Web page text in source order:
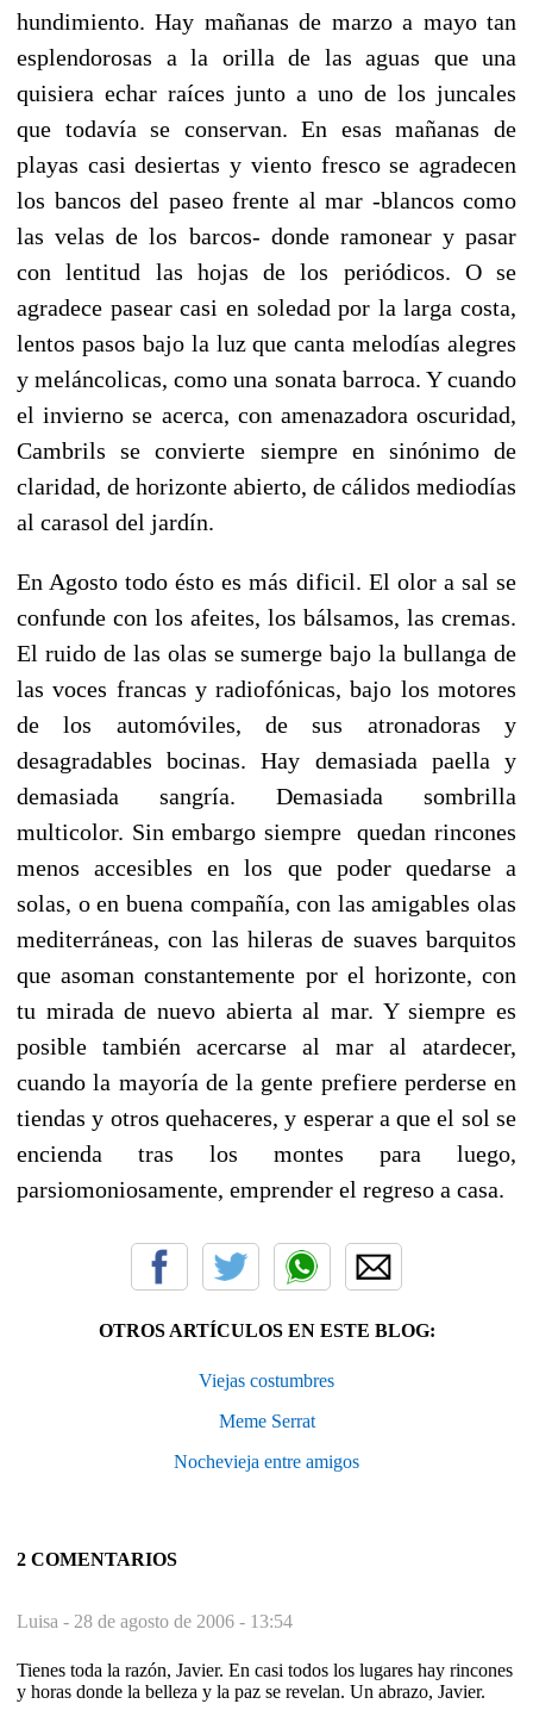
hundimiento. Hay mañanas de marzo a mayo tan
esplendorosas a la orilla de las aguas que una
quisiera echar raíces junto a uno de los juncales
que todavía se conservan. En esas mañanas de
playas casi desiertas y viento fresco se agradecen
los bancos del paseo frente al mar -blancos como
las velas de los barcos- donde ramonear y pasar
con lentitud las hojas de los periódicos. O se
agradece pasear casi en soledad por la larga costa,
lentos pasos bajo la luz que canta melodías alegres
y meláncolicas, como una sonata barroca. Y cuando
el invierno se acerca, con amenazadora oscuridad,
Cambrils se convierte siempre en sinónimo de
claridad, de horizonte abierto, de cálidos mediodías
al carasol del jardín.
En Agosto todo ésto es más dificil. El olor a sal se
confunde con los afeites, los bálsamos, las cremas.
El ruido de las olas se sumerge bajo la bullanga de
las voces francas y radiofónicas, bajo los motores
de los automóviles, de sus atronadoras y
desagradables bocinas. Hay demasiada paella y
demasiada sangría. Demasiada sombrilla
multicolor. Sin embargo siempre quedan rincones
menos accesibles en los que poder quedarse a
solas, o en buena compañía, con las amigables olas
mediterráneas, con las hileras de suaves barquitos
que asoman constantemente por el horizonte, con
tu mirada de nuevo abierta al mar. Y siempre es
posible también acercarse al mar al atardecer,
cuando la mayoría de la gente prefiere perderse en
tiendas y otros quehaceres, y esperar a que el sol se
encienda tras los montes para luego,
parsiomoniosamente, emprender el regreso a casa.
OTROS ARTÍCULOS EN ESTE BLOG:
Viejas costumbres
Meme Serrat
Nochevieja entre amigos
2 COMENTARIOS
Luisa - 28 de agosto de 2006 - 13:54
Tienes toda la razón, Javier. En casi todos los lugares hay rincones
y horas donde la belleza y la paz se revelan. Un abrazo, Javier.